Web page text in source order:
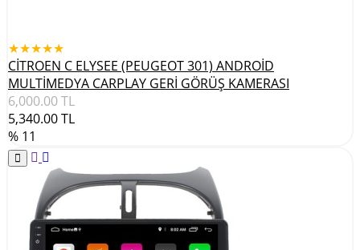
★★★★★
CİTROEN C ELYSEE (PEUGEOT 301) ANDROİD
MULTİMEDYA CARPLAY GERİ GÖRÜŞ KAMERASI
6,000.00TL
5,340.00TL
% 11